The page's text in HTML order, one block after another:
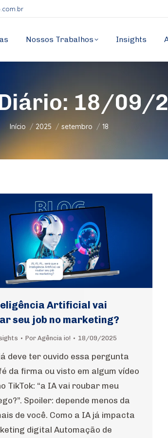
Nossos Trabalhos Insights
18/09/
Você está aqui:
Início 2025 setembro 18
Artificial vai
seu job no marketing?
Por Agência io! 18/09/2025
deve ter ouvido essa pergunta
da firma ou visto em algum vídeo
TikTok: “a IA vai roubar meu
Spoiler: depende menos da
de você. Como a IA já impacta
digital Automação de